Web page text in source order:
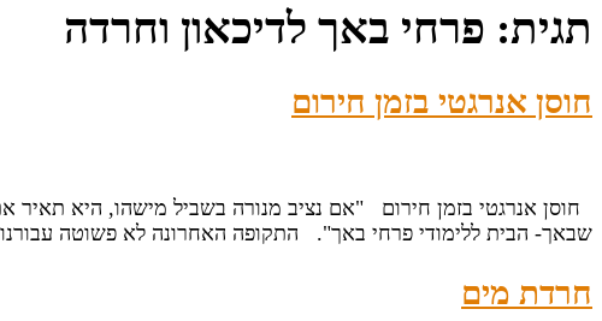
תגית: פרחי באך לדיכאון וחרדה
חוסן אנרגטי בזמן חירום
חוסן אנרגטי בזמן חירום "אם נציב מנורה בשביל מישהו, היא תאיר
שבאך- הבית ללימודי פרחי באך". התקופה האחרונה לא פשוטה
חרדת מים